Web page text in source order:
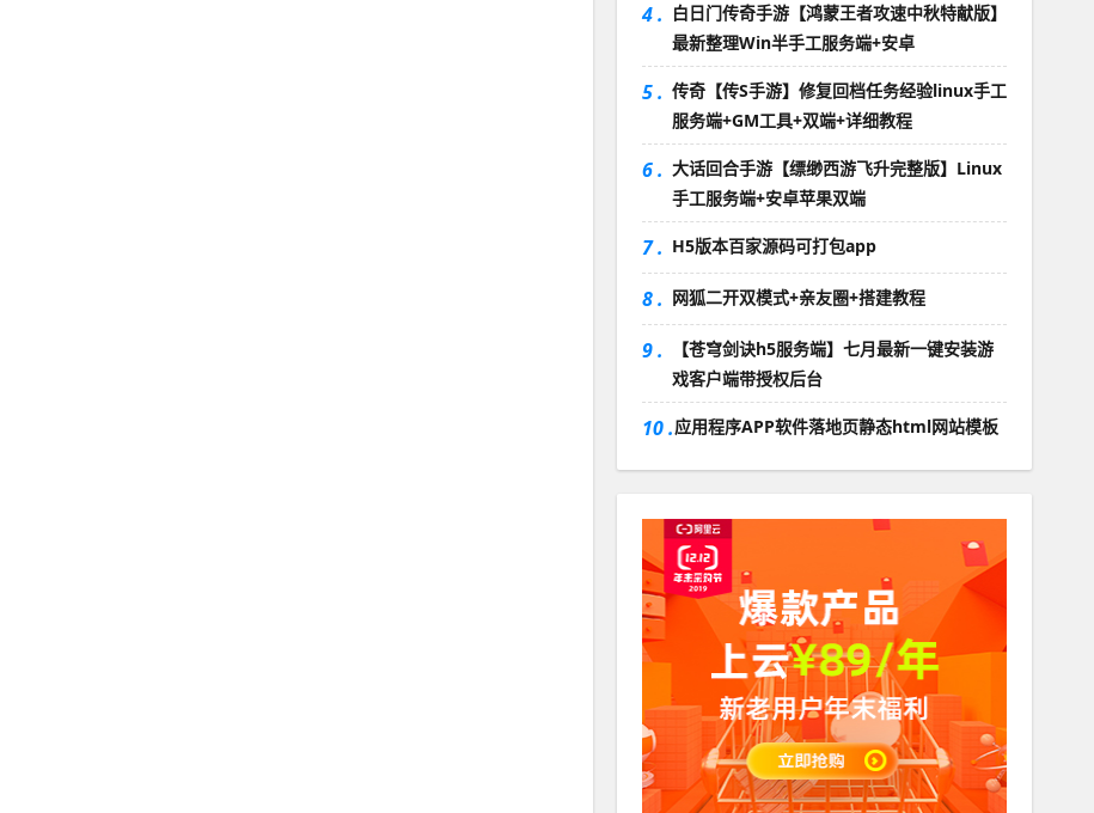
4 . 白日门传奇手游【鸿蒙王者攻速中秋特献版】
最新整理Win半手工服务端+安卓
5 . 传奇【传S手游】修复回档任务经验linux手工
服务端+GM工具+双端+详细教程
6 . 大话回合手游【缥缈西游飞升完整版】Linux
手工服务端+安卓苹果双端
7 . H5版本百家源码可打包app
8 . 网狐二开双模式+亲友圈+搭建教程
9 .
【苍穹剑诀h5服务端】七月最新一键安装游
戏客户端带授权后台
10 .应用程序APP软件落地页静态html网站模板